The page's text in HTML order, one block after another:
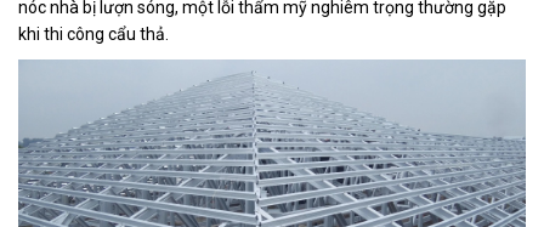
nóc nhà bị lượn sóng, một lỗi thẩm mỹ nghiêm trọng thường gặp
khi thi công cẩu thả.